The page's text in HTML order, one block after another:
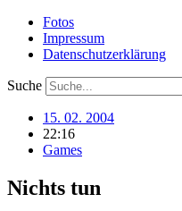
Fotos
Impressum
Datenschutzerklärung
Suche
15. 02. 2004
22:16
Games
Nichts tun